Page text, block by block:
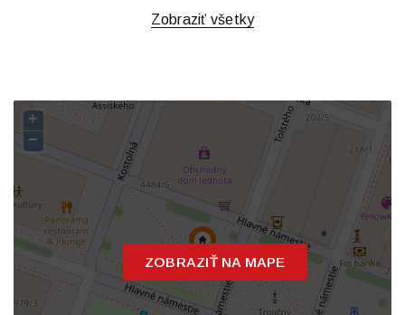
Zobraziť všetky
ZOBRAZIŤ NA MAPE
+
−